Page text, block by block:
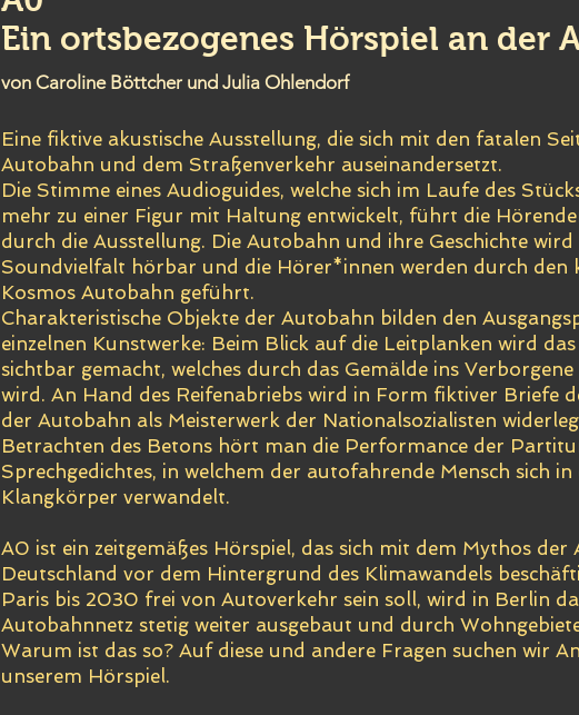
Ein ortsbezogenes Hörspiel an der
von Caroline Böttcher und Julia Ohlendorf
Eine fiktive akustische Ausstellung, die sich mit den fatalen
Autobahn und dem Straßenverkehr auseinandersetzt.
Die Stimme eines Audioguides, welche sich im Laufe des
mehr zu einer Figur mit Haltung entwickelt, führt die
durch die Ausstellung. Die Autobahn und ihre Geschichte
Soundvielfalt hörbar und die Hörer*innen werden durch den
Kosmos Autobahn geführt.
Charakteristische Objekte der Autobahn bilden den
einzelnen Kunstwerke: Beim Blick auf die Leitplanken wird
sichtbar gemacht, welches durch das Gemälde ins
wird. An Hand des Reifenabriebs wird in Form fiktiver Briefe
der Autobahn als Meisterwerk der Nationalsozialisten
Betrachten des Betons hört man die Performance der
Sprechgedichtes, in welchem der autofahrende Mensch sich in
Klangkörper verwandelt.
A0 ist ein zeitgemäßes Hörspiel, das sich mit dem Mythos der
Deutschland vor dem Hintergrund des Klimawandels
Paris bis 2030 frei von Autoverkehr sein soll, wird in Berlin
Autobahnnetz stetig weiter ausgebaut und durch
Warum ist das so? Auf diese und andere Fragen suchen wir
unserem Hörspiel.